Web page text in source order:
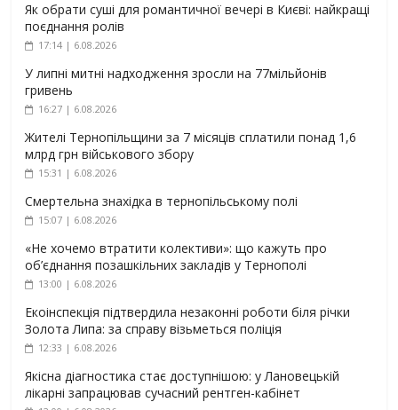
Як обрати суші для романтичної вечері в Києві: найкращі
поєднання ролів
17:14 | 6.08.2026
У липні митні надходження зросли на 77мільйонів
гривень
16:27 | 6.08.2026
Жителі Тернопільщини за 7 місяців сплатили понад 1,6
млрд грн військового збору
15:31 | 6.08.2026
Смертельна знахідка в тернопільському полі
15:07 | 6.08.2026
«Не хочемо втратити колективи»: що кажуть про
об’єднання позашкільних закладів у Тернополі
13:00 | 6.08.2026
Екоінспекція підтвердила незаконні роботи біля річки
Золота Липа: за справу візьметься поліція
12:33 | 6.08.2026
Якісна діагностика стає доступнішою: у Лановецькій
лікарні запрацював сучасний рентген-кабінет